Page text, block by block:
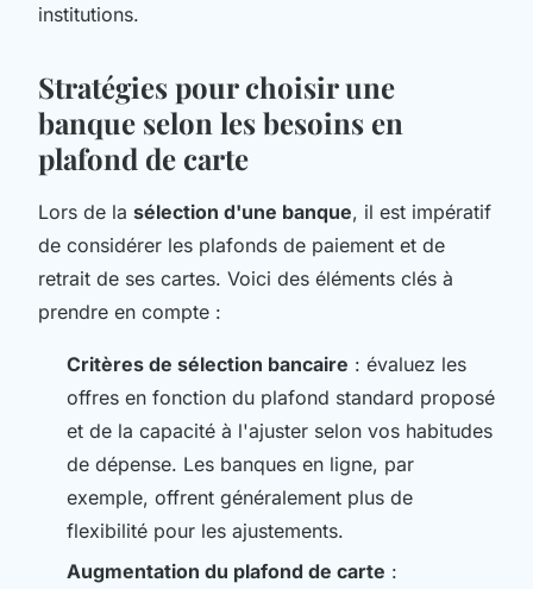
institutions.
Stratégies pour choisir une
banque selon les besoins en
plafond de carte
Lors de la sélection d'une banque, il est impératif
de considérer les plafonds de paiement et de
retrait de ses cartes. Voici des éléments clés à
prendre en compte :
Critères de sélection bancaire : évaluez les
offres en fonction du plafond standard proposé
et de la capacité à l'ajuster selon vos habitudes
de dépense. Les banques en ligne, par
exemple, offrent généralement plus de
flexibilité pour les ajustements.
Augmentation du plafond de carte :